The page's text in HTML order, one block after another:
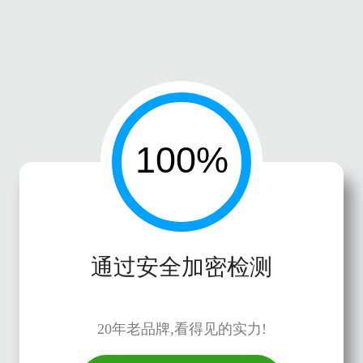
通过安全加密检测
20年老品牌,看得见的实力!